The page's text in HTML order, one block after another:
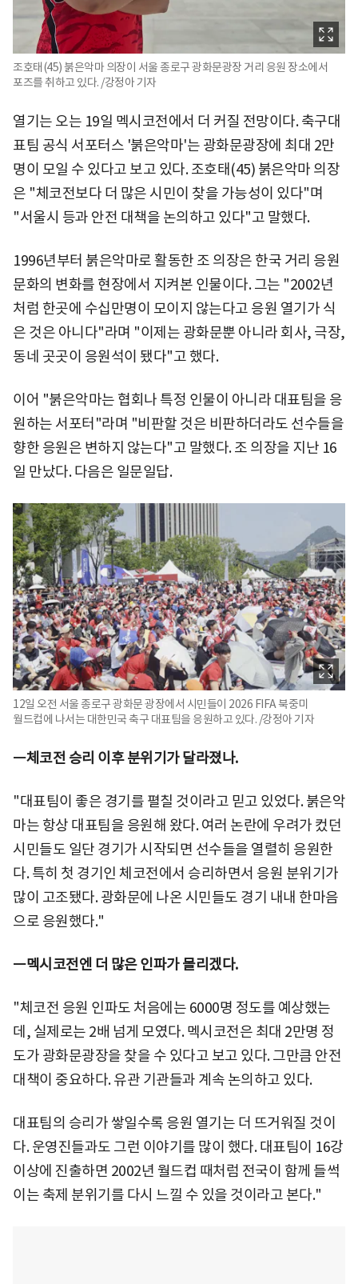
조호태(45) 붉은악마 의장이 서울 종로구 광화문광장 거리 응원 장소에서
포즈를 취하고 있다. /강정아 기자
열기는 오는 19일 멕시코전에서 더 커질 전망이다. 축구대
표팀 공식 서포터스 '붉은악마'는 광화문광장에 최대 2만
명이 모일 수 있다고 보고 있다. 조호태(45) 붉은악마 의장
은 "체코전보다 더 많은 시민이 찾을 가능성이 있다"며
"서울시 등과 안전 대책을 논의하고 있다"고 말했다.
1996년부터 붉은악마로 활동한 조 의장은 한국 거리 응원
문화의 변화를 현장에서 지켜본 인물이다. 그는 "2002년
처럼 한곳에 수십만명이 모이지 않는다고 응원 열기가 식
은 것은 아니다"라며 "이제는 광화문뿐 아니라 회사, 극장,
동네 곳곳이 응원석이 됐다"고 했다.
이어 "붉은악마는 협회나 특정 인물이 아니라 대표팀을 응
원하는 서포터"라며 "비판할 것은 비판하더라도 선수들을
향한 응원은 변하지 않는다"고 말했다. 조 의장을 지난 16
일 만났다. 다음은 일문일답.
12일 오전 서울 종로구 광화문 광장에서 시민들이 2026 FIFA 북중미
월드컵에 나서는 대한민국 축구 대표팀을 응원하고 있다. /강정아 기자
ㅡ체코전 승리 이후 분위기가 달라졌나.
"대표팀이 좋은 경기를 펼칠 것이라고 믿고 있었다. 붉은악
마는 항상 대표팀을 응원해 왔다. 여러 논란에 우려가 컸던
시민들도 일단 경기가 시작되면 선수들을 열렬히 응원한
다. 특히 첫 경기인 체코전에서 승리하면서 응원 분위기가
많이 고조됐다. 광화문에 나온 시민들도 경기 내내 한마음
으로 응원했다."
ㅡ멕시코전엔 더 많은 인파가 몰리겠다.
"체코전 응원 인파도 처음에는 6000명 정도를 예상했는
데, 실제로는 2배 넘게 모였다. 멕시코전은 최대 2만명 정
도가 광화문광장을 찾을 수 있다고 보고 있다. 그만큼 안전
대책이 중요하다. 유관 기관들과 계속 논의하고 있다.
대표팀의 승리가 쌓일수록 응원 열기는 더 뜨거워질 것이
다. 운영진들과도 그런 이야기를 많이 했다. 대표팀이 16강
이상에 진출하면 2002년 월드컵 때처럼 전국이 함께 들썩
이는 축제 분위기를 다시 느낄 수 있을 것이라고 본다."